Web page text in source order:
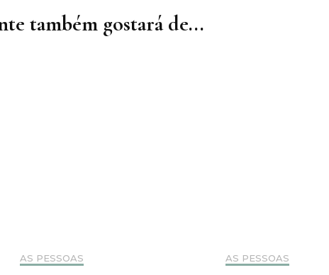
também gostará de...
AS PESSOAS AS PESSOAS